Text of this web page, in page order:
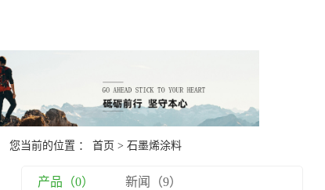
您当前的位置 ：首页 > 石墨烯涂料
产品（0） 新闻（9）